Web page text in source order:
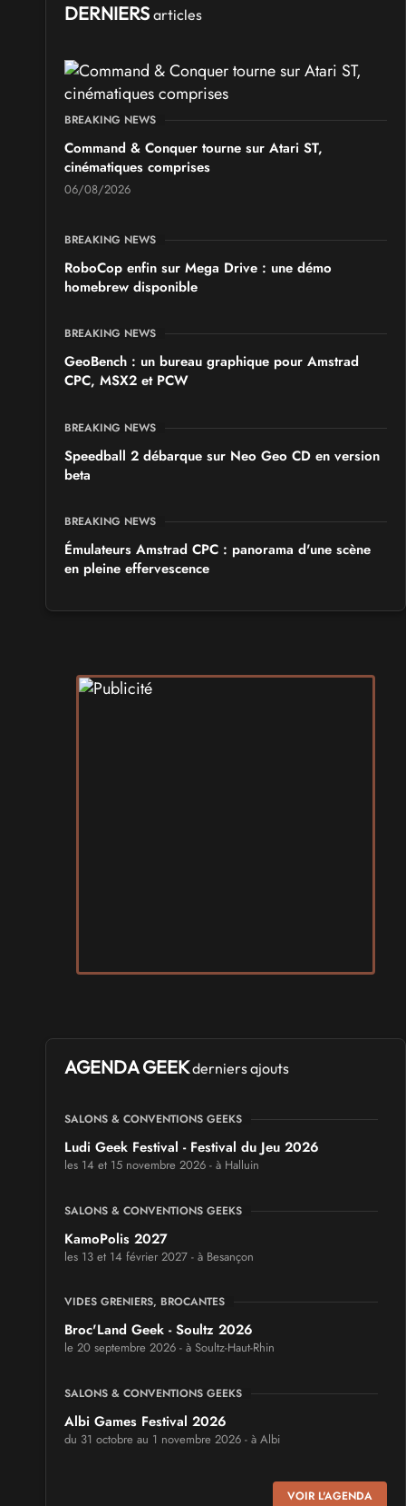
DERNIERS articles
BREAKING NEWS
Command & Conquer tourne sur Atari ST,
cinématiques comprises
06/08/2026
BREAKING NEWS
RoboCop enfin sur Mega Drive : une démo
homebrew disponible
BREAKING NEWS
GeoBench : un bureau graphique pour Amstrad
CPC, MSX2 et PCW
BREAKING NEWS
Speedball 2 débarque sur Neo Geo CD en version
beta
BREAKING NEWS
Émulateurs Amstrad CPC : panorama d'une scène
en pleine effervescence
AGENDA GEEKderniers ajouts
SALONS & CONVENTIONS GEEKS
Ludi Geek Festival - Festival du Jeu 2026
les 14 et 15 novembre 2026 - à Halluin
SALONS & CONVENTIONS GEEKS
KamoPolis 2027
les 13 et 14 février 2027 - à Besançon
VIDES GRENIERS, BROCANTES
Broc'Land Geek - Soultz 2026
le 20 septembre 2026 - à Soultz-Haut-Rhin
SALONS & CONVENTIONS GEEKS
Albi Games Festival 2026
du 31 octobre au 1 novembre 2026 - à Albi
VOIR L'AGENDA